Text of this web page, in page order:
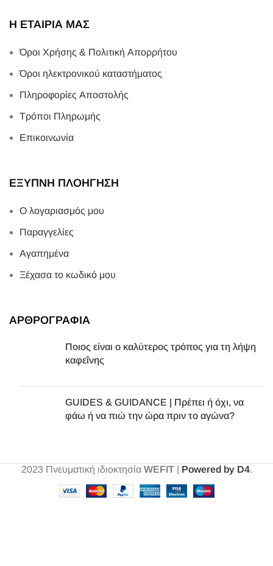
Η ΕΤΑΙΡΙΑ ΜΑΣ
Όροι Χρήσης & Πολιτική Απορρήτου
Όροι ηλεκτρονικού καταστήματος
Πληροφορίες Αποστολής
Τρόποι Πληρωμής
Επικοινωνία
ΕΞΥΠΝΗ ΠΛΟΗΓΗΣΗ
Ο λογαριασμός μου
Παραγγελίες
Αγαπημένα
Ξέχασα το κωδικό μου
ΑΡΘΡΟΓΡΑΦΙΑ
Ποιος είναι ο καλύτερος τρόπος για τη λήψη
καφεΐνης
GUIDES & GUIDANCE | Πρέπει ή όχι, να
φάω ή να πιώ την ώρα πριν το αγώνα?
2023 Πνευματική ιδιοκτησία WEFIT| Powered by D4.